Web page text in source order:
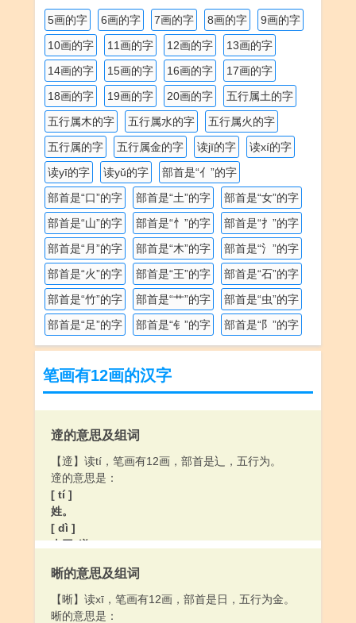
5画的字 6画的字 7画的字 8画的字
9画的字
10画的字
11画的字 12画的字
13画的字
14画的字
15画的字 16画的字
17画的字
18画的字
19画的字 20画的字
五行属土的字
五行属木的字
五行属水的字
五行属火的字
五行属的字
五行属金的字 读jī的字
读xí的字
读yī的字
读yǔ的字
部首是“亻”的字
部首是“口”的字
部首是“土”的字
部首是“女”的字
部首是“山”的字
部首是“忄”的字
部首是“扌”的字
部首是“月”的字
部首是“木”的字
部首是“氵”的字
部首是“火”的字
部首是“王”的字
部首是“石”的字
部首是“竹”的字
部首是“艹”的字
部首是“虫”的字
部首是“足”的字
部首是“钅”的字 部首是“阝”的字
笔画有12画的汉字
遆的意思及组词
【遆】读tí，笔画有12画，部首是辶，五行为。
遆的意思是：
[ tí ]
姓。
[ dì ]
古同“递”。
晰的意思及组词
【晰】读xī，笔画有12画，部首是日，五行为金。
晰的意思是：